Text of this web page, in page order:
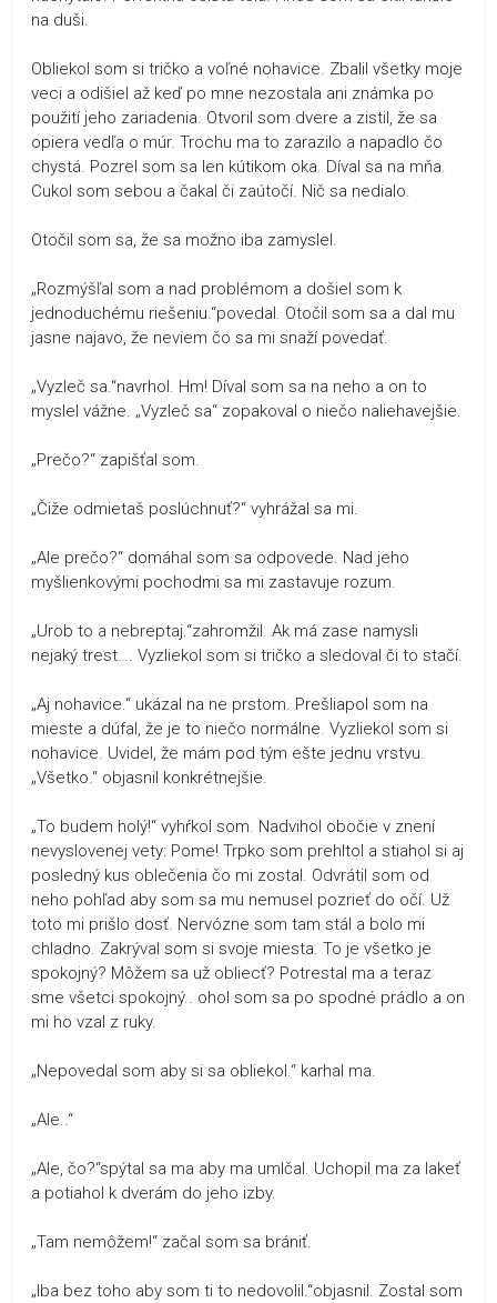
na duši.
Obliekol som si tričko a voľné nohavice. Zbalil všetky moje
veci a odišiel až keď po mne nezostala ani známka po
použití jeho zariadenia. Otvoril som dvere a zistil, že sa
opiera vedľa o múr. Trochu ma to zarazilo a napadlo čo
chystá. Pozrel som sa len kútikom oka. Díval sa na mňa.
Cukol som sebou a čakal či zaútočí. Nič sa nedialo.
Otočil som sa, že sa možno iba zamyslel.
„Rozmýšľal som a nad problémom a došiel som k
jednoduchému riešeniu.“povedal. Otočil som sa a dal mu
jasne najavo, že neviem čo sa mi snaží povedať.
„Vyzleč sa.“navrhol. Hm! Díval som sa na neho a on to
myslel vážne. „Vyzleč sa“ zopakoval o niečo naliehavejšie.
„Prečo?“ zapišťal som.
„Čiže odmietaš poslúchnuť?“ vyhrážal sa mi.
„Ale prečo?“ domáhal som sa odpovede. Nad jeho
myšlienkovými pochodmi sa mi zastavuje rozum.
„Urob to a nebreptaj.“zahromžil. Ak má zase namysli
nejaký trest…. Vyzliekol som si tričko a sledoval či to stačí.
„Aj nohavice.“ ukázal na ne prstom. Prešliapol som na
mieste a dúfal, že je to niečo normálne. Vyzliekol som si
nohavice. Uvidel, že mám pod tým ešte jednu vrstvu.
„Všetko.“ objasnil konkrétnejšie.
„To budem holý!“ vyhŕkol som. Nadvihol obočie v znení
nevyslovenej vety: Pome! Trpko som prehltol a stiahol si aj
posledný kus oblečenia čo mi zostal. Odvrátil som od
neho pohľad aby som sa mu nemusel pozrieť do očí. Už
toto mi prišlo dosť. Nervózne som tam stál a bolo mi
chladno. Zakrýval som si svoje miesta. To je všetko je
spokojný? Môžem sa už obliecť? Potrestal ma a teraz
sme všetci spokojný.. ohol som sa po spodné prádlo a on
mi ho vzal z ruky.
„Nepovedal som aby si sa obliekol.“ karhal ma.
„Ale..“
„Ale, čo?“spýtal sa ma aby ma umlčal. Uchopil ma za lakeť
a potiahol k dverám do jeho izby.
„Tam nemôžem!“ začal som sa brániť.
„Iba bez toho aby som ti to nedovolil.“objasnil. Zostal som